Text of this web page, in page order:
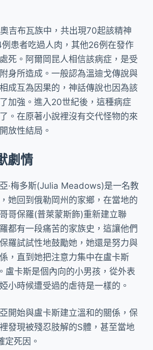
吉布瓦族中，共出現70起該精神
患者吃過人肉，其他26例在發作
死。阿爾岡昆人相信該病症，是受
身所造成。一般認為溫迪戈傳說與
成互為因果的，神話傳說也因為該
加強。進入20世紀後，這種病症
。在原著小說裡沒有交代怪物的來
放性結局。
劇情
·梅多斯(Julia Meadows)是一名教
她回到俄勒岡州的家鄉，在當地的
哥保羅(普萊蒙斯飾)重新建立聯
都有一段痛苦的家族史，這讓他們
羅試試性地鼓勵她，她還是努力與
，直到她把注意力集中在盧卡斯
盧卡斯是個內向的小男孩，從外表
小時候遭受過的虐待是一樣的。
開始與盧卡斯建立溫和的關係，保
發現被殘忍肢解的S體，甚至當地
定死因。